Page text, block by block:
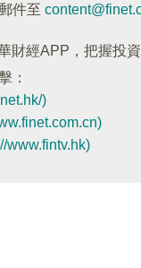
件至
財經APP，把握投
：
)
www.fintv.hk)